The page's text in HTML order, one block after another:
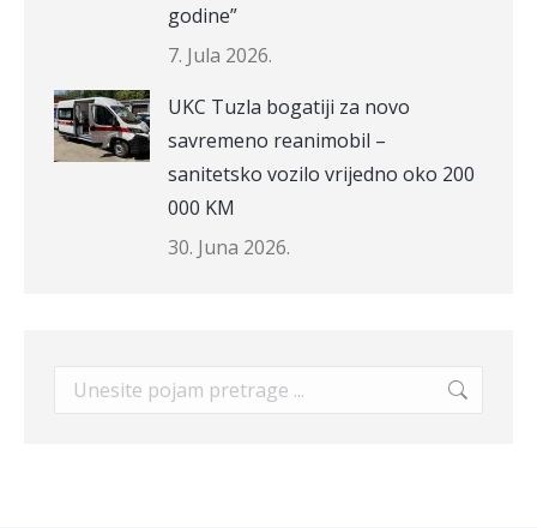
godine”
7. Jula 2026.
UKC Tuzla bogatiji za novo
savremeno reanimobil –
sanitetsko vozilo vrijedno oko 200
000 KM
30. Juna 2026.
Search: